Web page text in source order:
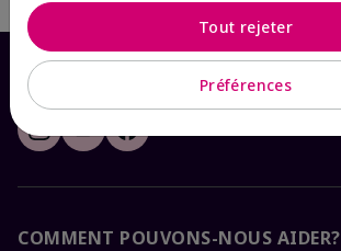
COMMENT POUVONS-NOUS AIDER?
Préférences
Tout rejeter